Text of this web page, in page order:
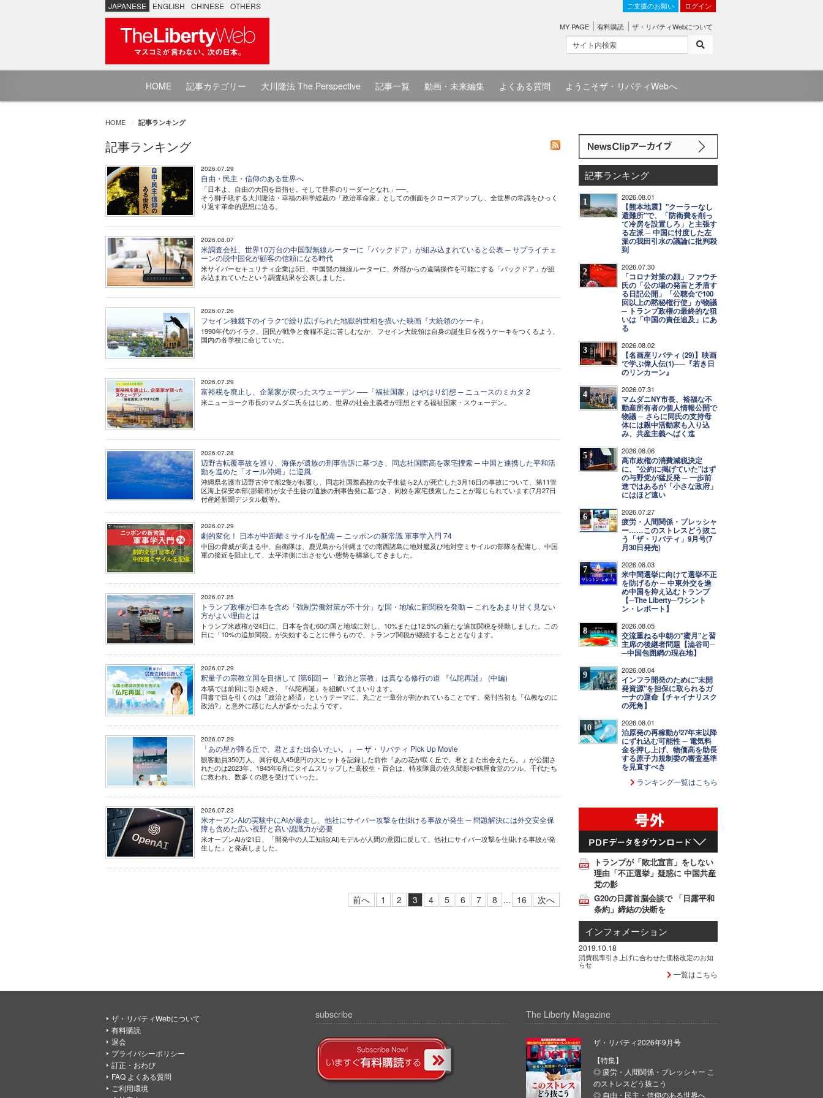
JAPANESE ENGLISH CHINESE OTHERS ご支援のお願い ログイン
MY PAGE 有料購読 ザ・リバティWebについて
HOME 記事カテゴリー 大川隆法 The Perspective 記事一覧 動画・未来編集 よくある質問 ようこそザ・リバティWebへ
HOME 記事ランキング
記事ランキング
2026.07.29
自由・民主・信仰のある世界へ
「日本よ、自由の大国を目指せ。そして世界のリーダーとなれ」──。
そう獅子吼する大川隆法・幸福の科学総裁の「政治革命家」としての側面をクローズアップし、全世界の常識をひっく
り返す革命的思想に迫る。
2026.08.07
米調査会社、世界10万台の中国製無線ルーターに「バックドア」が組み込まれていると公表 ─ サプライチェ
ーンの脱中国化が顧客の信頼になる時代
米サイバーセキュリティ企業は5日、中国製の無線ルーターに、外部からの遠隔操作を可能にする「バックドア」が組
み込まれていたという調査結果を公表しました。
2026.07.26
フセイン独裁下のイラクで繰り広げられた地獄的世相を描いた映画『大統領のケーキ』
1990年代のイラク。国民が戦争と食糧不足に苦しむなか、フセイン大統領は自身の誕生日を祝うケーキをつくるよう、
国内の各学校に命じていた。
2026.07.29
富裕税を廃止し、企業家が戻ったスウェーデン ──「福祉国家」はやはり幻想 ─ ニュースのミカタ 2
米ニューヨーク市長のマムダニ氏をはじめ、世界の社会主義者が理想とする福祉国家・スウェーデン。
2026.07.28
辺野古転覆事故を巡り、海保が遺族の刑事告訴に基づき、同志社国際高を家宅捜索 ─ 中国と連携した平和活
動を進めた「オール沖縄」に逆風
沖縄県名護市辺野古沖で船2隻が転覆し、同志社国際高校の女子生徒ら2人が死亡した3月16日の事故について、第11管
区海上保安本部(那覇市)が女子生徒の遺族の刑事告発に基づき、同校を家宅捜索したことが報じられています(7月27日
付産経新聞デジタル版等)。
2026.07.29
劇的変化！ 日本が中距離ミサイルを配備 ─ ニッポンの新常識 軍事学入門 74
中国の脅威が高まる中、自衛隊は、鹿児島から沖縄までの南西諸島に地対艦及び地対空ミサイルの部隊を配備し、中国
軍の接近を阻止して、太平洋側に出させない態勢を構築してきました。
2026.07.25
トランプ政権が日本を含め「強制労働対策が不十分」な国・地域に新関税を発動 ─ これをあまり甘く見ない
方がよい理由とは
トランプ米政権が24日に、日本を含む60の国と地域に対し、10%または12.5%の新たな追加関税を発動しました。この
日に「10%の追加関税」が失効することに伴うもので、トランプ関税が継続することとなります。
2026.07.29
釈量子の宗教立国を目指して [第6回] ─ 「政治と宗教」は真なる修行の道 『仏陀再誕』 (中編)
本稿では前回に引き続き、『仏陀再誕』を紐解いてまいります。
同書で目を引くのは「政治と経済」というテーマに、丸ごと一章分が割かれていることです。発刊当初も「仏教なのに
政治?」と意外に感じた人が多かったようです。
2026.07.29
「あの星が降る丘で、君とまた出会いたい。」 ─ ザ・リバティ Pick Up Movie
観客動員350万人、興行収入45億円の大ヒットを記録した前作『あの花が咲く丘で、君とまた出会えたら。』が公開さ
れたのは2023年。1945年6月にタイムスリップした高校生・百合は、特攻隊員の佐久間彰や鶴屋食堂のツル、千代たち
に救われ、数多くの恩を受けていった。
2026.07.23
米オープンAIの実験中にAIが暴走し、他社にサイバー攻撃を仕掛ける事故が発生 ─ 問題解決には外交安全保
障も含めた広い視野と高い認識力が必要
米オープンAIが21日、「開発中の人工知能(AI)モデルが人間の意図に反して、他社にサイバー攻撃を仕掛ける事故が発
生した」と発表しました。
前へ 1 2 3 4 5 6 7 8 ... 16 次へ
記事ランキング
1 2026.08.01
【熊本地震】"クーラーなし
避難所"で、「防衛費を削っ
て冷房を設置しろ」と主張す
る左派 ─ 中国に忖度した左
派の我田引水の議論に批判殺
到
2 2026.07.30
「コロナ対策の顔」ファウチ
氏の「公の場の発言と矛盾す
る日記公開」「公聴会で100
回以上の黙秘権行使」が物議
─ トランプ政権の最終的な狙
いは「中国の責任追及」にあ
る
3 2026.08.02
【名画座リバティ (29)】映画
で学ぶ偉人伝(1)──『若き日
のリンカーン』
4 2026.07.31
マムダニNY市長、裕福な不
動産所有者の個人情報公開で
物議 ─ さらに同氏の支持母
体には親中活動家も入り込
み、共産主義へばく進
5 2026.08.06
高市政権の消費減税決定
に、"公約に掲げていた"はず
の与野党が猛反発 ─ 一歩前
進ではあるが「小さな政府」
にはほど遠い
6 2026.07.27
疲労・人間関係・プレッシャ
ー……このストレスどう抜こ
う「ザ・リバティ」9月号(7
月30日発売)
7 2026.08.03
米中間選挙に向けて選挙不正
を防げるか ─ 中東外交を進
め中国を抑え込むトランプ
【─The Liberty─ワシント
ン・レポート】
8 2026.08.05
交流重ねる中朝の"蜜月"と習
主席の後継者問題【澁谷司─
─中国包囲網の現在地】
9 2026.08.04
インフラ開発のために"未開
発資源"を担保に取られるガ
ーナの運命【チャイナリスク
の死角】
10 2026.08.01
泊原発の再稼動が27年末以降
にずれ込む可能性 ─ 電気料
金を押し上げ、物価高を助長
する原子力規制委の審査基準
を見直すべき
ランキング一覧はこちら
トランプが「敗北宣言」をしない
理由「不正選挙」疑惑に 中国共産
党の影
G20の日露首脳会談で 「日露平和
条約」締結の決断を
インフォメーション
2019.10.18
消費税率引き上げに合わせた価格改定のお知
らせ
一覧はこちら
ザ・リバティWebについて
有料購読
退会
プライバシーポリシー
訂正・おわび
FAQ よくある質問
ご利用環境
subscribe The Liberty Magazine
ザ・リバティ2026年9月号
【特集】
◎ 疲労・人間関係・プレッシャー こ
のストレスどう抜こう
◎ 自由・民主・信仰のある世界へ